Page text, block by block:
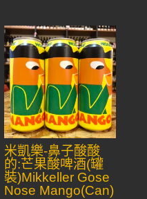
米凱樂-鼻子酸酸
的:芒果酸啤酒(罐
裝)Mikkeller Gose
Nose Mango(Can)